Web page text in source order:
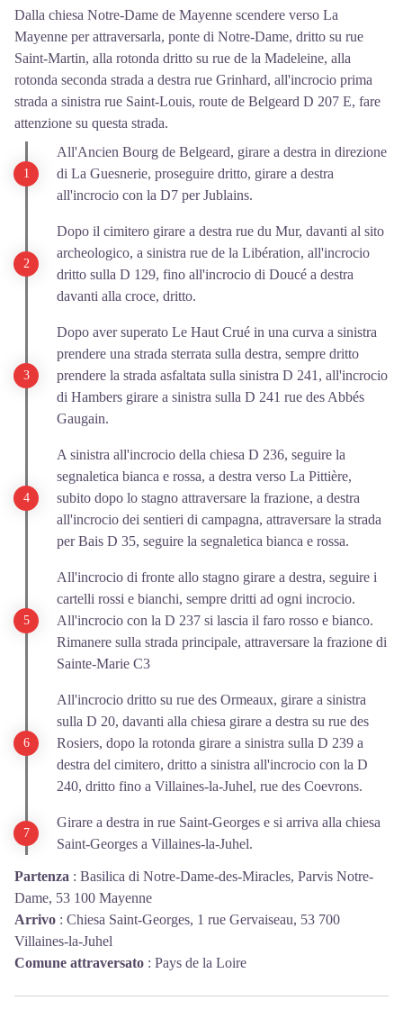
Dalla chiesa Notre-Dame de Mayenne scendere verso La
Mayenne per attraversarla, ponte di Notre-Dame, dritto su rue
Saint-Martin, alla rotonda dritto su rue de la Madeleine, alla
rotonda seconda strada a destra rue Grinhard, all'incrocio prima
strada a sinistra rue Saint-Louis, route de Belgeard D 207 E, fare
attenzione su questa strada.
All'Ancien Bourg de Belgeard, girare a destra in direzione
di La Guesnerie, proseguire dritto, girare a destra
all'incrocio con la D7 per Jublains.
Dopo il cimitero girare a destra rue du Mur, davanti al sito
archeologico, a sinistra rue de la Libération, all'incrocio
dritto sulla D 129, fino all'incrocio di Doucé a destra
davanti alla croce, dritto.
Dopo aver superato Le Haut Crué in una curva a sinistra
prendere una strada sterrata sulla destra, sempre dritto
prendere la strada asfaltata sulla sinistra D 241, all'incrocio
di Hambers girare a sinistra sulla D 241 rue des Abbés
Gaugain.
A sinistra all'incrocio della chiesa D 236, seguire la
segnaletica bianca e rossa, a destra verso La Pittière,
subito dopo lo stagno attraversare la frazione, a destra
all'incrocio dei sentieri di campagna, attraversare la strada
per Bais D 35, seguire la segnaletica bianca e rossa.
All'incrocio di fronte allo stagno girare a destra, seguire i
cartelli rossi e bianchi, sempre dritti ad ogni incrocio.
All'incrocio con la D 237 si lascia il faro rosso e bianco.
Rimanere sulla strada principale, attraversare la frazione di
Sainte-Marie C3
All'incrocio dritto su rue des Ormeaux, girare a sinistra
sulla D 20, davanti alla chiesa girare a destra su rue des
Rosiers, dopo la rotonda girare a sinistra sulla D 239 a
destra del cimitero, dritto a sinistra all'incrocio con la D
240, dritto fino a Villaines-la-Juhel, rue des Coevrons.
Girare a destra in rue Saint-Georges e si arriva alla chiesa
Saint-Georges a Villaines-la-Juhel.
Partenza : Basilica di Notre-Dame-des-Miracles, Parvis Notre-
Dame, 53 100 Mayenne
Arrivo : Chiesa Saint-Georges, 1 rue Gervaiseau, 53 700
Villaines-la-Juhel
Comune attraversato : Pays de la Loire